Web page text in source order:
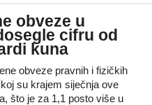
obveze u
cifru od
kuna
obveze pravnih i fizičkih
su krajem siječnja ove
što je za 1,1 posto više u